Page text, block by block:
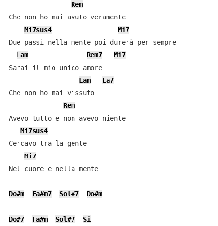
Rem
Che non ho mai avuto veramente
Mi7sus4
Mi7
Due passi nella mente poi durerà per sempre
Lam
Rem7
Mi7
Sarai il mio unico amore
Lam
La7
Che non ho mai vissuto
Rem
Avevo tutto e non avevo niente
Mi7sus4
Cercavo tra la gente
Mi7
Nel cuore e nella mente
Do#m Fa#m7 Sol#7 Do#m
Do#7 Fa#m Sol#7 Si